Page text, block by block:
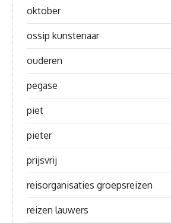
oktober
ossip kunstenaar
ouderen
pegase
piet
pieter
prijsvrij
reisorganisaties groepsreizen
reizen lauwers